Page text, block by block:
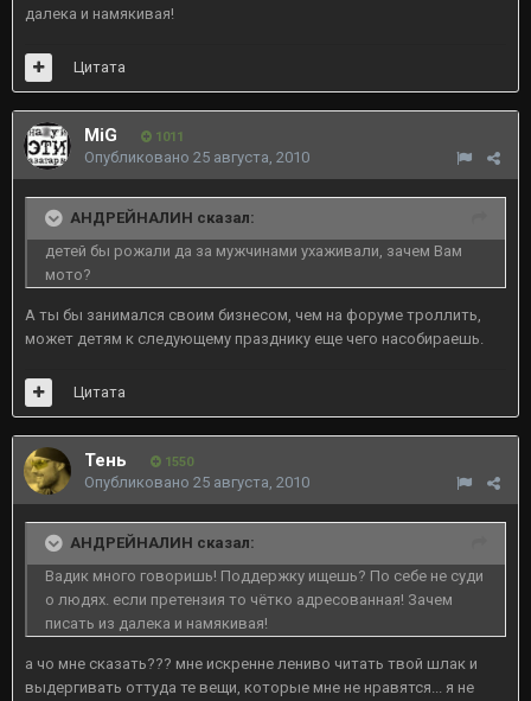
далека и намякивая!
Цитата
MiG 1011
Опубликовано 25 августа, 2010
АНДРЕЙНАЛИН сказал:
детей бы рожали да за мужчинами ухаживали, зачем Вам
мото?
А ты бы занимался своим бизнесом, чем на форуме троллить,
может детям к следующему празднику еще чего насобираешь.
Цитата
Тень 1550
Опубликовано 25 августа, 2010
АНДРЕЙНАЛИН сказал:
Вадик много говоришь! Поддержку ищешь? По себе не суди
о людях. если претензия то чётко адресованная! Зачем
писать из далека и намякивая!
а чо мне сказать??? мне искренне лениво читать твой шлак и
выдергивать оттуда те вещи, которые мне не нравятся... я не